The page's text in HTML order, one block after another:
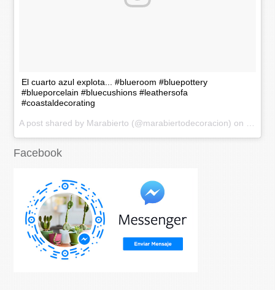
El cuarto azul explota... #blueroom #bluepottery
#blueporcelain #bluecushions #leathersofa
#coastaldecorating
Facebook